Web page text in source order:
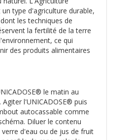
type d'agriculture durable,
les techniques de
la fertilité de la terre
ce qui
des produits alimentaires
le matin au
l'UNICADOSE® puis
autocassable comme
Diluer le contenu
d'eau ou de jus de fruit